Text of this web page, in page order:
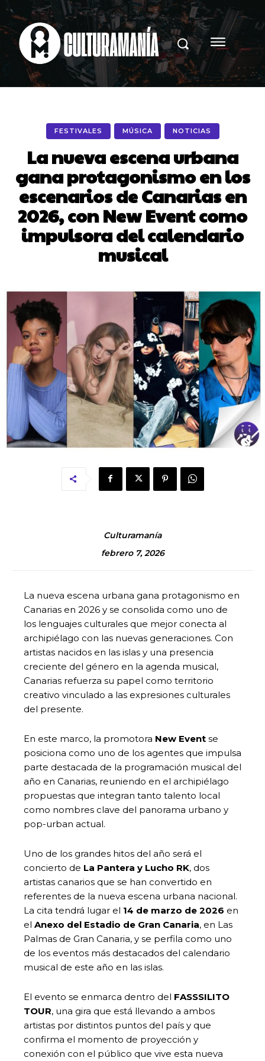
FESTIVALES MÚSICA NOTICIAS
La nueva escena urbana
gana protagonismo en los
escenarios de Canarias en
2026, con New Event como
impulsora del calendario
musical
Culturamanía
febrero 7, 2026
La nueva escena urbana gana protagonismo en
Canarias en 2026 y se consolida como uno de
los lenguajes culturales que mejor conecta al
archipiélago con las nuevas generaciones. Con
artistas nacidos en las islas y una presencia
creciente del género en la agenda musical,
Canarias refuerza su papel como territorio
creativo vinculado a las expresiones culturales
del presente.
En este marco, la promotora New Event se
posiciona como uno de los agentes que impulsa
parte destacada de la programación musical del
año en Canarias, reuniendo en el archipiélago
propuestas que integran tanto talento local
como nombres clave del panorama urbano y
pop-urban actual.
Uno de los grandes hitos del año será el
concierto de La Pantera y Lucho RK, dos
artistas canarios que se han convertido en
referentes de la nueva escena urbana nacional.
La cita tendrá lugar el 14 de marzo de 2026 en
el Anexo del Estadio de Gran Canaria, en Las
Palmas de Gran Canaria, y se perfila como uno
de los eventos más destacados del calendario
musical de este año en las islas.
El evento se enmarca dentro del FASSSILITO
TOUR, una gira que está llevando a ambos
artistas por distintos puntos del país y que
confirma el momento de proyección y
conexión con el público que vive esta nueva